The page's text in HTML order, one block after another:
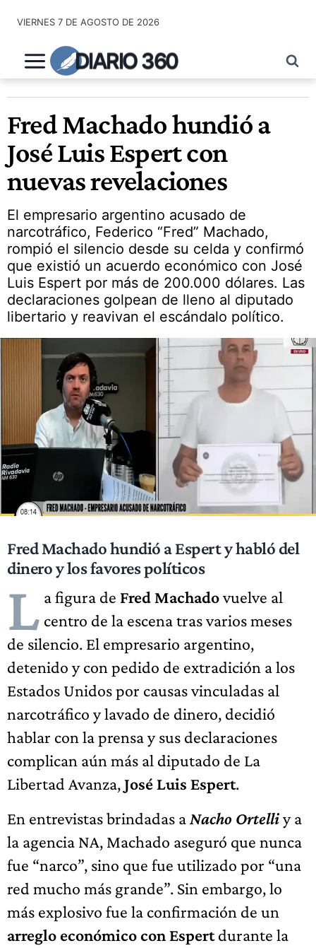
contenido
VIERNES 7 DE AGOSTO DE 2026
DIARIO 360
Fred Machado hundió a
José Luis Espert con
nuevas revelaciones
El empresario argentino acusado de
narcotráfico, Federico “Fred” Machado,
rompió el silencio desde su celda y confirmó
que existió un acuerdo económico con José
Luis Espert por más de 200.000 dólares. Las
declaraciones golpean de lleno al diputado
libertario y reavivan el escándalo político.
Fred Machado hundió a Espert y habló del
dinero y los favores políticos
L a figura de Fred Machadovuelve al
centro de la escena tras varios meses
de silencio. El empresario argentino,
detenido y con pedido de extradición a los
Estados Unidos por causas vinculadas al
narcotráfico y lavado de dinero, decidió
hablar con la prensa y sus declaraciones
complican aún más al diputado de La
Libertad Avanza,José Luis Espert.
En entrevistas brindadas aNacho Ortelliy a
la agencia NA, Machado aseguró que nunca
fue “narco”, sino que fue utilizado por “una
red mucho más grande”. Sin embargo, lo
más explosivo fue la confirmación de un
arreglo económico con Espertdurante la